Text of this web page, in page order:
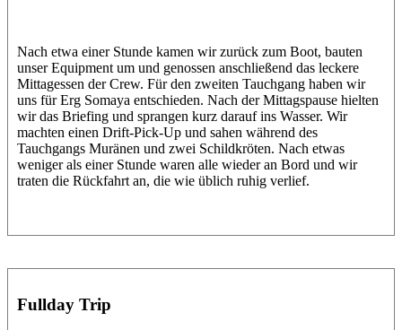
Nach etwa einer Stunde kamen wir zurück zum Boot, bauten
unser Equipment um und genossen anschließend das leckere
Mittagessen der Crew. Für den zweiten Tauchgang haben wir
uns für Erg Somaya entschieden. Nach der Mittagspause hielten
wir das Briefing und sprangen kurz darauf ins Wasser. Wir
machten einen Drift-Pick-Up und sahen während des
Tauchgangs Muränen und zwei Schildkröten. Nach etwas
weniger als einer Stunde waren alle wieder an Bord und wir
traten die Rückfahrt an, die wie üblich ruhig verlief.
Fullday Trip